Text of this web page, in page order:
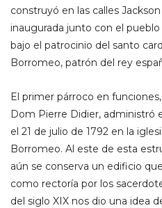
construyó en las calles
inaugurada junto con el
bajo el patrocinio del santo
Borromeo, patrón del rey
El primer párroco en
Dom Pierre Didier, administró
el 21 de julio de 1792 en la
Borromeo. Al este de esta
aún se conserva un edificio
como rectoría por los
del siglo XIX nos dio una idea